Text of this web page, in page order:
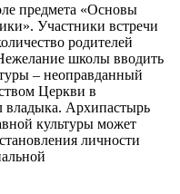
предмета «Основы
Участники встречи
родителей
школы вводить
– неоправданный
Церкви в
владыка. Архипастырь
культуры может
личности